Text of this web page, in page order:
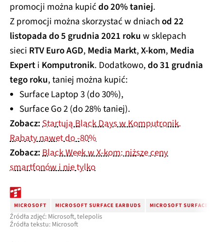
promocji można kupićdo 20% taniej.
Z promocji można skorzystać w dniachod 22
listopada do 5 grudnia 2021 rokuw sklepach
sieci RTV Euro AGD, Media Markt,X-kom, Media
Experti Komputronik. Dodatkowo,do 31 grudnia
tego roku, taniej można kupić:
Surface Laptop 3 (do 30%),
Surface Go 2 (do 28% taniej).
Zobacz:Startują Black Days w Komputronik.
Rabaty nawet do -80%
Zobacz:Black Week w X-kom: niższe ceny
smartfonów i nie tylko
MICROSOFT MICROSOFT SURFACE EARBUDS MICROSOFT SURFACE
Źródła zdjęć: Microsoft, telepolis
Źródła tekstu: Microsoft